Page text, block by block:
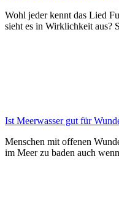
Wohl jeder kennt das Lied
sieht es in Wirklichkeit aus?
Ist Meerwasser gut für
Menschen mit offenen
im Meer zu baden auch